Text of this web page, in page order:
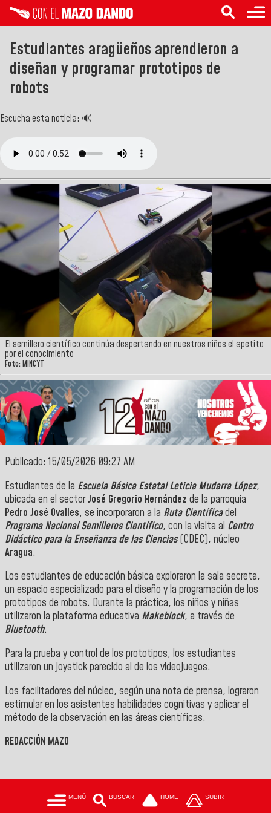
Estudiantes aragüeños aprendieron a
diseñan y programar prototipos de
robots
Escucha esta noticia: 🔊
El semillero científico continúa despertando en nuestros niños el apetito
por el conocimiento
Foto: MINCYT
Publicado: 15/05/2026 09:27 AM
Estudiantes de la Escuela Básica Estatal Leticia Mudarra López,
ubicada en el sectorJosé Gregorio Hernández de la parroquia
Pedro José Ovalles, se incorporaron a la Ruta Científicadel
Programa Nacional Semilleros Científico, con la visita al Centro
Didáctico para la Enseñanza de las Ciencias(CDEC), núcleo
Aragua.
Los estudiantes de educación básica exploraron la sala secreta,
un espacio especializado para el diseño y la programación de los
prototipos de robots. Durante la práctica, los niños y niñas
utilizaron la plataforma educativa Makeblock, a través de
Bluetooth.
Para la prueba y control de los prototipos, los estudiantes
utilizaron un joystick parecido al de los videojuegos.
Los facilitadores del núcleo, según una nota de prensa, lograron
estimular en los asistentes habilidades cognitivas y aplicar el
método de la observación en las áreas científicas.
REDACCIÓN MAZO
MENÚ BUSCAR HOME SUBIR